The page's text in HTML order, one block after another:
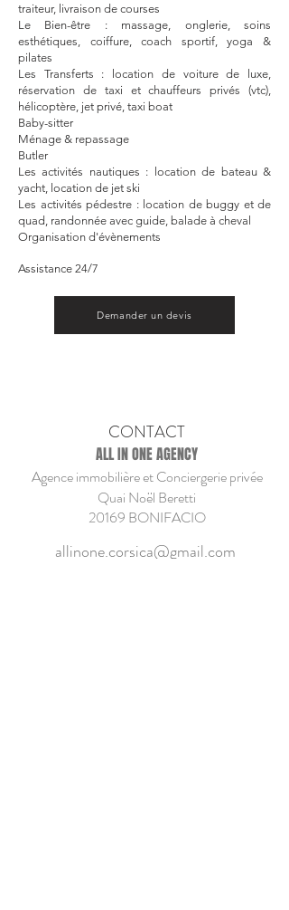
traiteur, livraison de courses
Le Bien-être : massage, onglerie, soins
esthétiques, coiffure, coach sportif, yoga &
pilates
Les Transferts : location de voiture de luxe,
réservation de taxi et chauffeurs privés (vtc),
hélicoptère, jet privé, taxi boat
Baby-sitter
Ménage & repassage
Butler
Les activités nautiques : location de bateau &
yacht, location de jet ski
Les activités pédestre : location de buggy et de
quad, randonnée avec guide, balade à cheval
Organisation d'évènements
Assistance 24/7
Demander un devis
CONTACT
ALL IN ONE AGENCY
Agence immobilière et Conciergerie privée
Quai Noël Beretti
20169 BONIFACIO
allinone.corsica@gmail.com